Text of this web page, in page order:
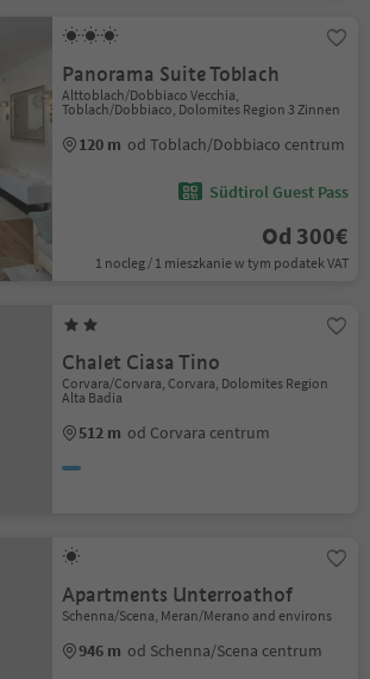
Panorama Suite Toblach
Alttoblach/Dobbiaco Vecchia,
Toblach/Dobbiaco, Dolomites Region 3 Zinnen
120 m od Toblach/Dobbiaco centrum
Südtirol Guest Pass
Od 300€
1 nocleg / 1 mieszkanie w tym podatek VAT
Chalet Ciasa Tino
Corvara/Corvara, Corvara, Dolomites Region
Alta Badia
512 m od Corvara centrum
Apartments Unterroathof
Schenna/Scena, Meran/Merano and environs
946 m od Schenna/Scena centrum